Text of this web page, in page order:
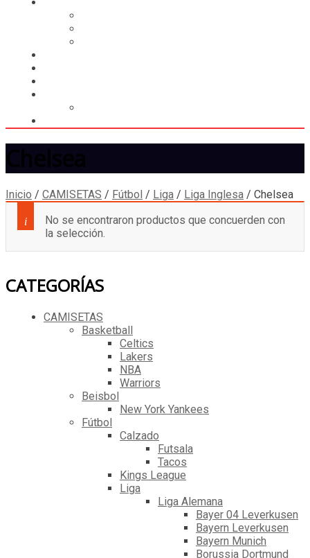
Inicio / CAMISETAS / Fútbol / Liga / Liga Inglesa / Chelsea
No se encontraron productos que concuerden con
la selección.
CATEGORÍAS
CAMISETAS
Basketball
Celtics
Lakers
NBA
Warriors
Beisbol
New York Yankees
Fútbol
Calzado
Futsala
Tacos
Kings League
Liga
Liga Alemana
Bayer 04 Leverkusen
Bayern Leverkusen
Bayern Munich
Borussia Dortmund